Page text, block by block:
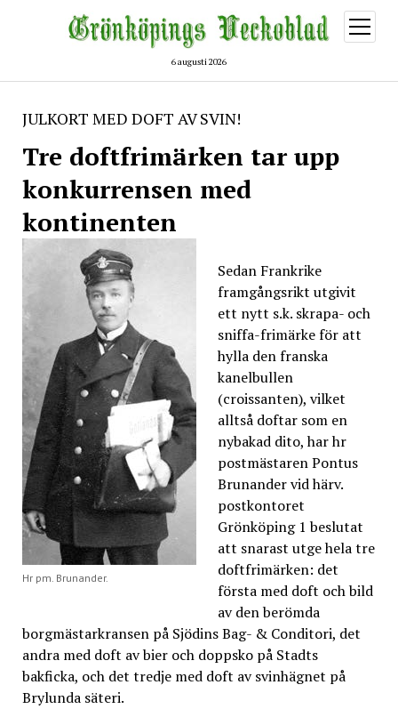
6 augusti 2026
öppna
meny
JULKORT MED DOFT AV SVIN!
Tre doftfrimärken tar upp
konkurrensen med
kontinenten
Hr pm. Brunander.
Sedan Frankrike
framgångsrikt utgivit
ett nytt s.k. skrapa- och
sniffa-frimärke för att
hylla den franska
kanelbullen
(croissanten), vilket
alltså doftar som en
nybakad dito, har hr
postmästaren Pontus
Brunander vid härv.
postkontoret
Grönköping 1 beslutat
att snarast utge hela tre
doftfrimärken: det
första med doft och bild
av den berömda
borgmästarkransen på Sjödins Bag- & Conditori, det
andra med doft av bier och doppsko på Stadts
bakficka, och det tredje med doft av svinhägnet på
Brylunda säteri.